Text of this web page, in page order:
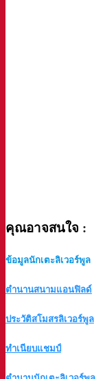
คุณอาจสนใจ :
ข้อมูลนักเตะลิเวอร์พูล
ตำนานสนามแอนฟิลด์
ประวัติสโมสรลิเวอร์พูล
ทำเนียบแชมป์